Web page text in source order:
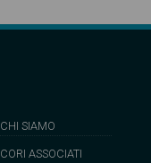
CHI SIAMO
CORI ASSOCIATI